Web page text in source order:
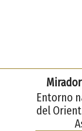
Entorno
del